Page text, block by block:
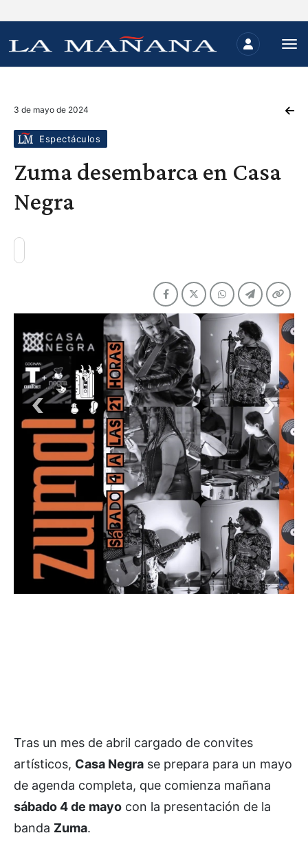
3 de mayo de 2024
Espectáculos
Zuma desembarca en Casa
Negra
Tras un mes de abril cargado de convites
artísticos, Casa Negra se prepara para un mayo
de agenda completa, que comienza mañana
sábado 4 de mayo con la presentación de la
banda Zuma.